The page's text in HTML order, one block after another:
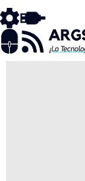
al
contenido